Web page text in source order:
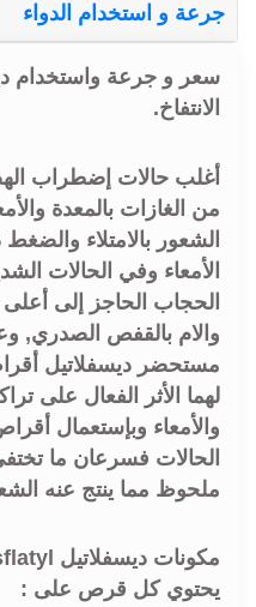
جرعة و استخدام الدواء
الانتفاخ.
أغلب حالات إضطراب
من الغازات بالمعدة
الشعور بالامتلاء
الأمعاء وفي الحالات
الحجاب الحاجز إلى
والام بالقفص الصدري,
مستحضر ديسفلاتيل
لهما الأثر الفعال على
والأمعاء وبإستعمال
الحالات فسرعان ما
ملحوظ مما ينتج عنه
مكونات ديسفلاتيل Disflatyl :
يحتوي كل قرص على :